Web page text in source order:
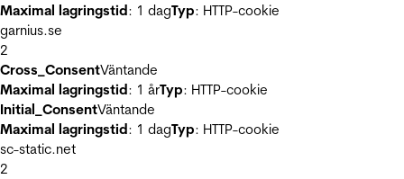
Maximal lagringstid: 1 dagTyp: HTTP-cookie
garnius.se
2
Cross_ConsentVäntande
Maximal lagringstid: 1 årTyp: HTTP-cookie
Initial_ConsentVäntande
Maximal lagringstid: 1 dagTyp: HTTP-cookie
sc-static.net
2